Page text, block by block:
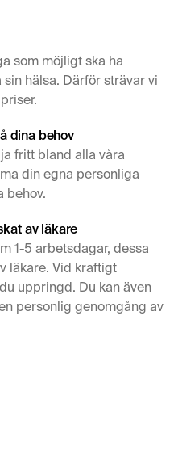
som möjligt ska ha
hälsa. Därför strävar vi
dina behov
fritt bland alla våra
din egna personliga
behov.
av läkare
1-5 arbetsdagar, dessa
läkare. Vid kraftigt
uppringd. Du kan även
personlig genomgång av